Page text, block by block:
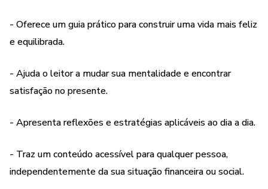
direito de serem felizes?A resposta é, felizmente, não.
Você não precisa nem de dinheiro nem de poder para ter
vida feliz e satisfatória.
- Oferece um guia prático para construir uma vida mais feliz
e equilibrada.
- Ajuda o leitor a mudar sua mentalidade e encontrar
satisfação no presente.
- Apresenta reflexões e estratégias aplicáveis ao dia a dia.
- Traz um conteúdo acessível para qualquer pessoa,
independentemente da sua situação financeira ou social.